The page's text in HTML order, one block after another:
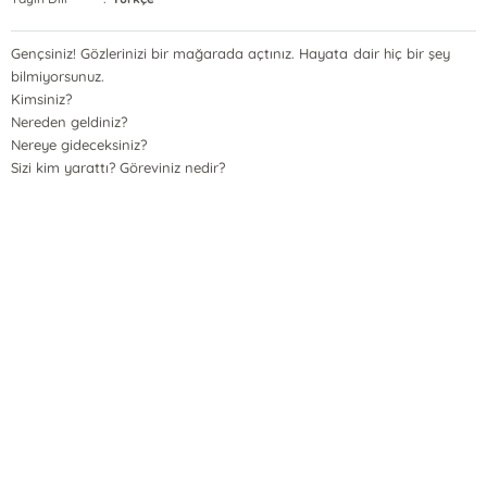
Gençsiniz! Gözlerinizi bir mağarada açtınız. Hayata dair hiç bir şey
bilmiyorsunuz.
Kimsiniz?
Nereden geldiniz?
Nereye gideceksiniz?
Sizi kim yarattı? Göreviniz nedir?